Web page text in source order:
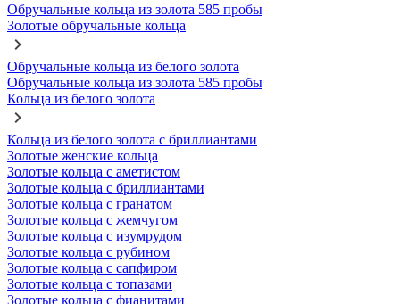
Обручальные кольца из золота 585 пробы
Золотые обручальные кольца
Обручальные кольца из белого золота
Обручальные кольца из золота 585 пробы
Кольца из белого золота
Кольца из белого золота с бриллиантами
Золотые женские кольца
Золотые кольца с аметистом
Золотые кольца с бриллиантами
Золотые кольца с гранатом
Золотые кольца с жемчугом
Золотые кольца с изумрудом
Золотые кольца с рубином
Золотые кольца с сапфиром
Золотые кольца с топазами
Золотые кольца с фианитами